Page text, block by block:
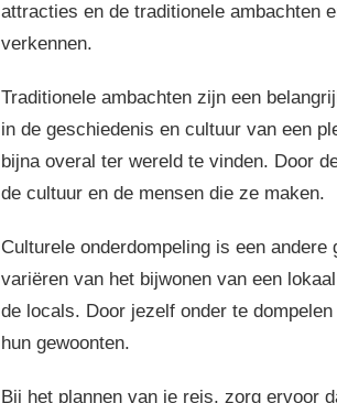
attracties en de traditionele ambachten
verkennen.
Traditionele ambachten zijn een
in de geschiedenis en cultuur van een
bijna overal ter wereld te vinden. Door
de cultuur en de mensen die ze maken.
Culturele onderdompeling is een
variëren van het bijwonen van een
de locals. Door jezelf onder te
hun gewoonten.
Bij het plannen van je reis, zorg ervoor